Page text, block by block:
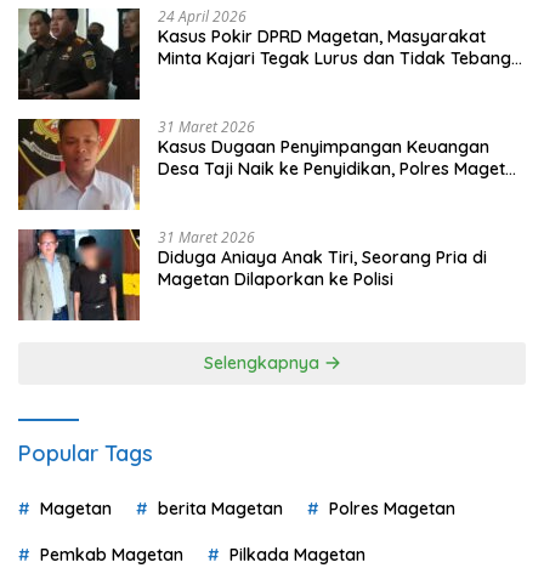
24 April 2026
Kasus Pokir DPRD Magetan, Masyarakat
Minta Kajari Tegak Lurus dan Tidak Tebang
31 Maret 2026
Kasus Dugaan Penyimpangan Keuangan
Desa Taji Naik ke Penyidikan, Polres Magetan
31 Maret 2026
Diduga Aniaya Anak Tiri, Seorang Pria di
Magetan Dilaporkan ke Polisi
Selengkapnya
Popular Tags
Magetan berita Magetan Polres Magetan
Pemkab Magetan Pilkada Magetan